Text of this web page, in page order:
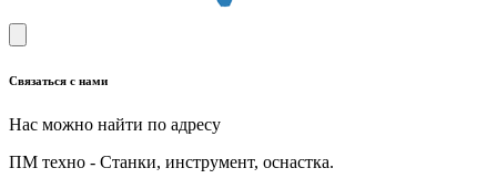
Связаться с нами
Нас можно найти по адресу
ПМ техно - Станки, инструмент, оснастка.